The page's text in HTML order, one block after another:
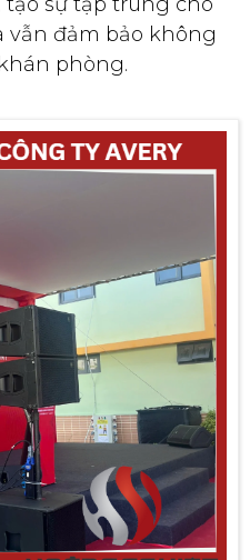
vẫn đảm bảo không
phòng.